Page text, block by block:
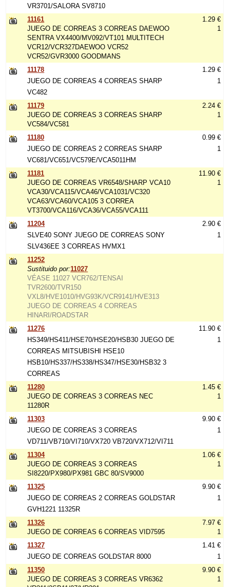
VR3701/SALORA SV8710
11161
JUEGO DE CORREAS 3 CORREAS DAEWOO
SENTRA VX4400/MV092/VT101 MULTITECH
VCR12/VCR327DAEWOO VCR52
VCR52/GVR3000 GOODMANS
1.29 €
1
11178
JUEGO DE CORREAS 4 CORREAS SHARP
VC482
1.29 €
1
11179
JUEGO DE CORREAS 3 CORREAS SHARP
VC584/VC581
2.24 €
1
11180
JUEGO DE CORREAS 2 CORREAS SHARP
VC681/VC651/VC579E/VCA5011HM
0.99 €
1
11181
JUEGO DE CORREAS VR6548/SHARP VCA10
VCA30/VCA115/VCA46/VCA1031/VC320
VCA63/VCA60/VCA105 3 CORREA
VT3700/VCA116/VCA36/VCA55/VCA111
11.90 €
1
11204
SLVE40 SONY JUEGO DE CORREAS SONY
SLV436EE 3 CORREAS HVMX1
2.90 €
1
11252
Sustituido por:11027
VÉASE 11027 VCR762/TENSAI
TVR2600/TVR150
VXL8/HVE1010/HVG93K/VCR9141/HVE313
JUEGO DE CORREAS 4 CORREAS
HINARI/ROADSTAR
11276
HS349/HS411/HSE70/HSE20/HSB30 JUEGO DE
CORREAS MITSUBISHI HSE10
HSB10/HS337/HS338/HS347/HSE30/HSB32 3
CORREAS
11.90 €
1
11280
JUEGO DE CORREAS 3 CORREAS NEC
11280R
1.45 €
1
11303
JUEGO DE CORREAS 3 CORREAS
VD711/VB710/VI710/VX720 VB720/VX712/VI711
9.90 €
1
11304
JUEGO DE CORREAS 3 CORREAS
SI8220/PX980/PX981 GBC 80/SV9000
1.06 €
1
11325
JUEGO DE CORREAS 2 CORREAS GOLDSTAR
GVH1221 11325R
9.90 €
1
11326
JUEGO DE CORREAS 6 CORREAS VID7595
7.97 €
1
11327
JUEGO DE CORREAS GOLDSTAR 8000
1.41 €
1
11350
JUEGO DE CORREAS 3 CORREAS VR6362
9.90 €
1